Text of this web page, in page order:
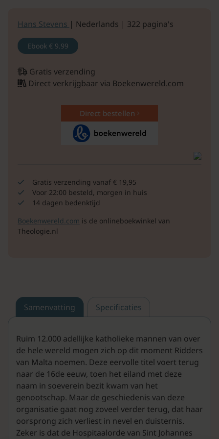
Hans Stevens | Nederlands | 322 pagina's
Ebook € 9.99
Gratis verzending
Direct verkrijgbaar via Boekenwereld.com
Direct bestellen
Gratis verzending vanaf € 19,95
Voor 22:00 besteld, morgen in huis
14 dagen bedenktijd
Boekenwereld.com is de onlineboekwinkel van
Theologie.nl
Samenvatting Specificaties
Ruim 12.000 adellijke katholieke mannen van over
de hele wereld mogen zich op dit moment Ridders
van Malta noemen. Deze eervolle titel voert terug
naar de 16de eeuw, toen het eiland met deze
naam in soeverein bezit kwam van het
genootschap. Maar de geschiedenis van deze
organisatie gaat nog zoveel verder terug, dat haar
oorsprong zich verliest in nevel en duisternis.
Zeker is dat de Hospitaalorde van Sint Johannes